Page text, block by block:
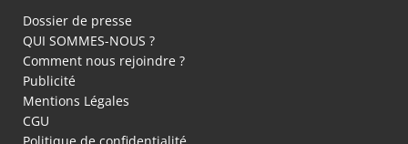
Dossier de presse
QUI SOMMES-NOUS ?
Comment nous rejoindre ?
Publicité
Mentions Légales
CGU